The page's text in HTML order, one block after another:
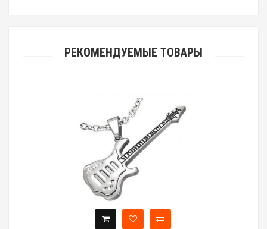
РЕКОМЕНДУЕМЫЕ ТОВАРЫ